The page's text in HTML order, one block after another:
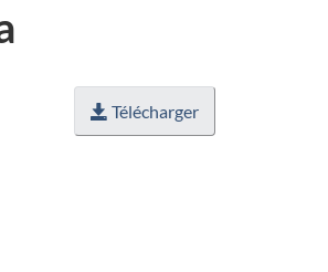
Télécharger